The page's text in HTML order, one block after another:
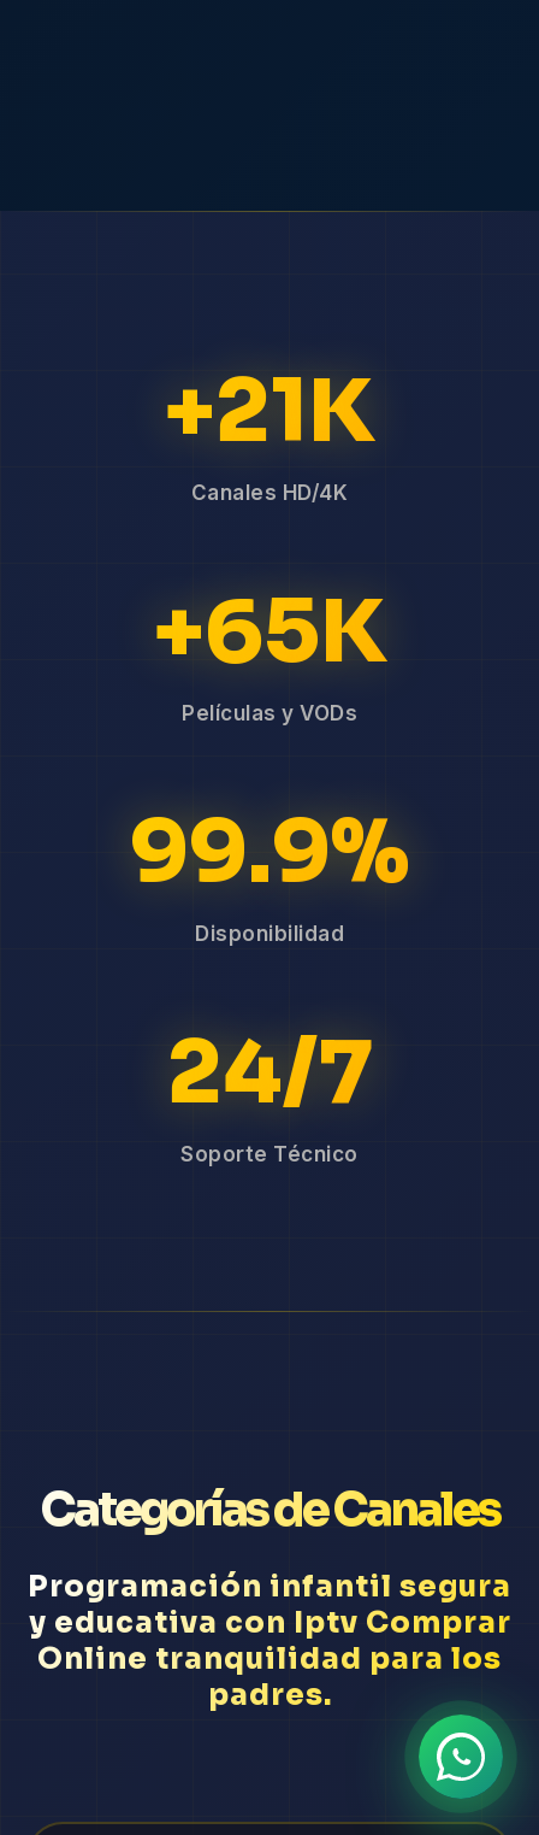
+21K
Canales HD/4K
+65K
Películas y VODs
99.9%
Disponibilidad
24/7
Soporte Técnico
Categorías de Canales
Programación infantil segura
y educativa con Iptv Comprar
Online tranquilidad para los
padres.